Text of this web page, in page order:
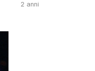
2 anni